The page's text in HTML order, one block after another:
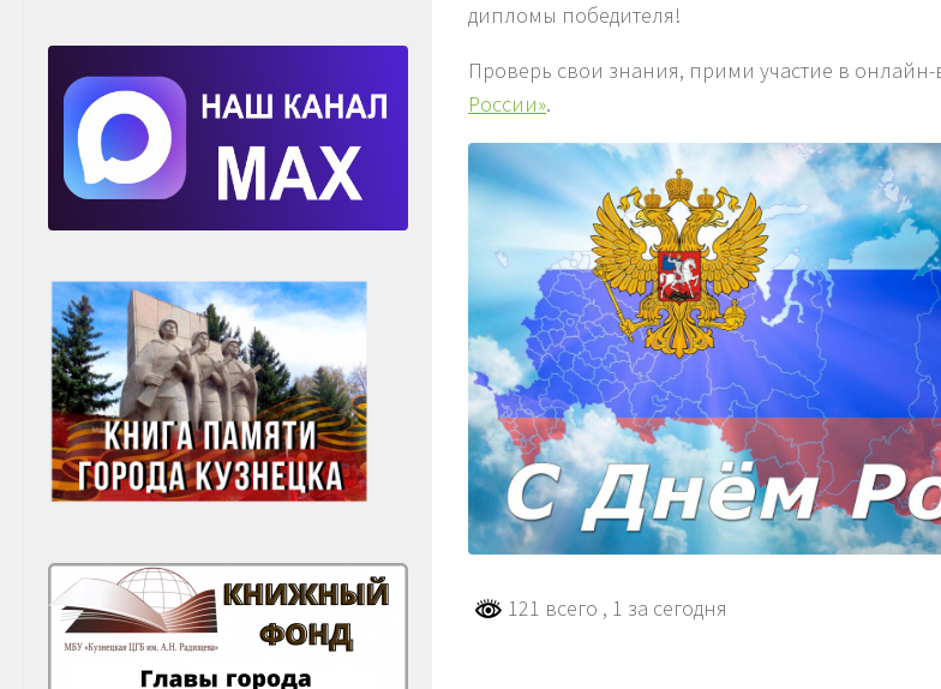
дипломы победителя!
Проверь свои знания, прими участие в
России».
121 всего , 1 за сегодня